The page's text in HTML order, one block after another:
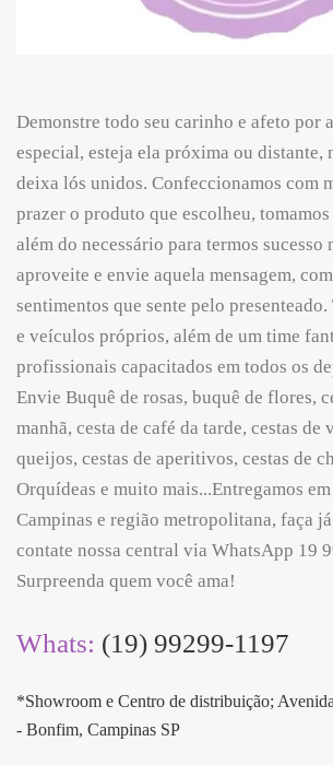
Demonstre todo seu carinho e afeto por
especial, esteja ela próxima ou distante,
deixa lós unidos. Confeccionamos com
prazer o produto que escolheu,
além do necessário para termos sucesso
aproveite e envie aquela mensagem,
sentimentos que sente pelo
e veículos próprios, além de um time
profissionais capacitados em todos os
Envie Buquê de rosas, buquê de flores,
manhã, cesta de café da tarde, cestas de
queijos, cestas de aperitivos, cestas de
Orquídeas e muito mais...Entregamos
Campinas e região metropolitana, faça
contate nossa central via WhatsApp 19
Surpreenda quem você ama!
Whats: (19) 99299-1197
*Showroom e Centro de distribuição;
- Bonfim, Campinas SP